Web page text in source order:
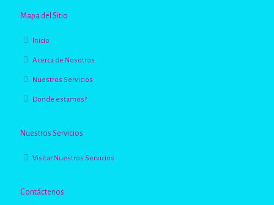
Mapa del Sitio
Inicio
Acerca de Nosotros
Nuestros Servicios
Donde estamos?
Nuestros Servicios
Visitar Nuestros Servicios
Contáctenos